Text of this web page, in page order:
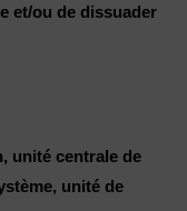
et/ou de dissuader
unité centrale de
unité de